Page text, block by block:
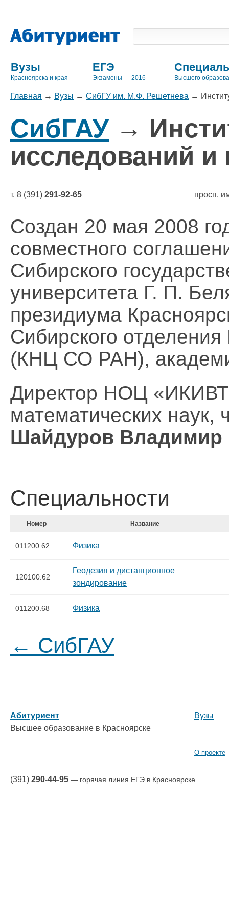
Вузы
Красноярска и края
ЕГЭ
Экзамены — 2016 Высшего
Главная → Вузы → СибГУ им. М.Ф. Решетнева →
СибГАУ →
исследований и
т. 8 (391) 291-92-65 просп.
Создан 20 мая 2008
совместного
Сибирского
университета Г. П.
президиума
Сибирского
(КНЦ СО РАН),
Директор НОЦ
математических наук,
Шайдуров Владимир
Специальности
Номер Название
011200.62 Физика
120100.62
Геодезия и дистанционное
зондирование
011200.68 Физика
← СибГАУ
Абитуриент
Высшее образование в Красноярске
Вузы
О проекте
(391) 290-44-95 — горячая линия ЕГЭ в Красноярске